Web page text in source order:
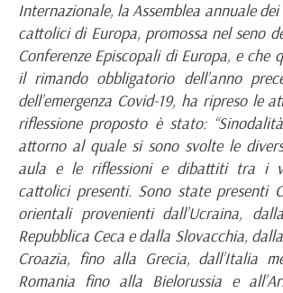
Internazionale, la Assemblea annuale
cattolici di Europa, promossa nel seno
Conferenze Episcopali di Europa, e che
il rimando obbligatorio dell’anno
dell’emergenza Covid-19, ha ripreso le
riflessione proposto è stato:
attorno al quale si sono svolte le
aula e le riflessioni e dibattiti tra i
cattolici presenti. Sono state presenti
orientali provenienti dall’Ucraina,
Repubblica Ceca e dalla Slovacchia,
Croazia, fino alla Grecia, dall’Italia
Romania fino alla Bielorussia e